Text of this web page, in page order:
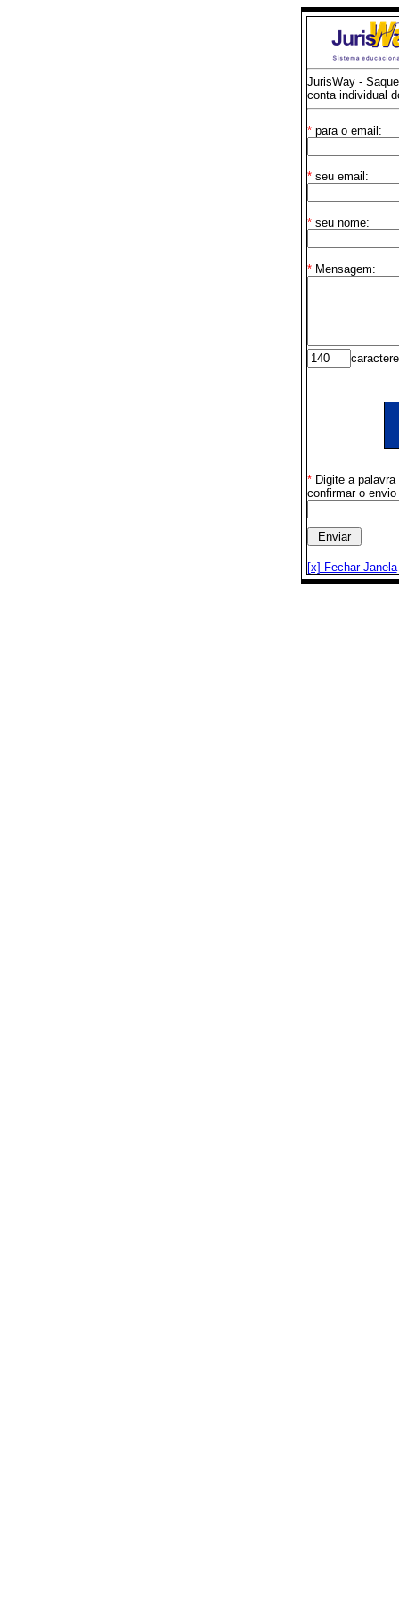
JurisWay -
conta individual
*para o email:
*seu email:
*seu nome:
*Mensagem:
*Digite a palavra
confirmar o
[x] Fechar Janela